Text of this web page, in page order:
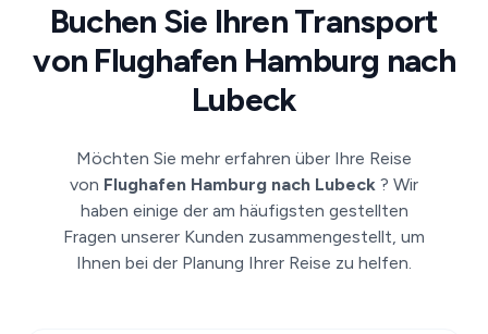
Buchen Sie Ihren Transport
von Flughafen Hamburg nach
Lubeck
Möchten Sie mehr erfahren über Ihre Reise
von Flughafen Hamburg nach Lubeck ? Wir
haben einige der am häufigsten gestellten
Fragen unserer Kunden zusammengestellt, um
Ihnen bei der Planung Ihrer Reise zu helfen.